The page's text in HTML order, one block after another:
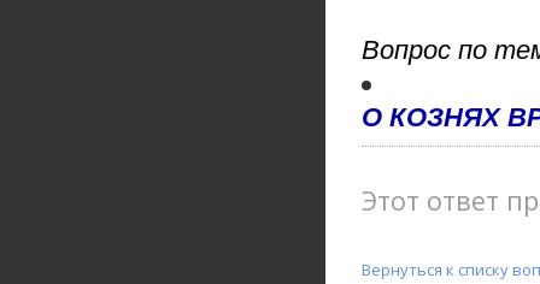
Вопрос по
О КОЗНЯХ
Этот ответ
Вернуться к списку